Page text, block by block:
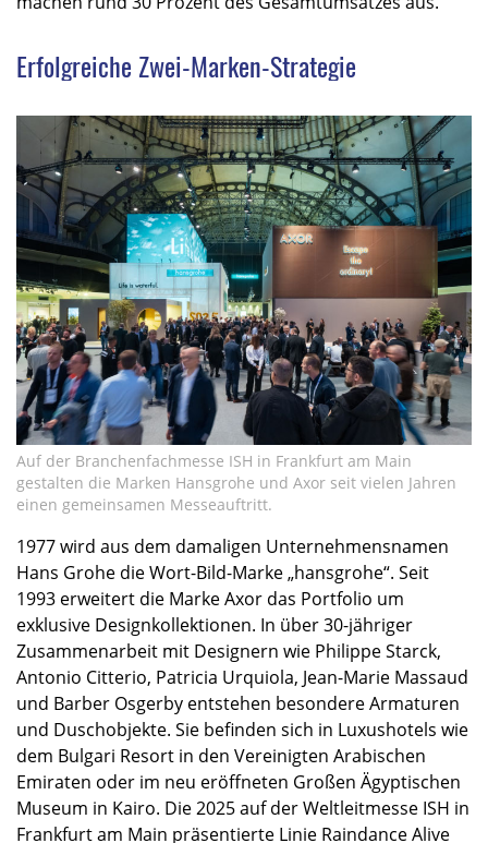
Erfolgreiche Zwei-Marken-Strategie
Auf der Branchenfachmesse ISH in Frankfurt am Main
gestalten die Marken Hansgrohe und Axor seit vielen Jahren
einen gemeinsamen Messeauftritt.
1977 wird aus dem damaligen Unternehmensnamen
Hans Grohe die Wort-Bild-Marke „hansgrohe“. Seit
1993 erweitert die Marke Axor das Portfolio um
exklusive Designkollektionen. In über 30-jähriger
Zusammenarbeit mit Designern wie Philippe Starck,
Antonio Citterio, Patricia Urquiola, Jean-Marie Massaud
und Barber Osgerby entstehen besondere Armaturen
und Duschobjekte. Sie befinden sich in Luxushotels wie
dem Bulgari Resort in den Vereinigten Arabischen
Emiraten oder im neu eröffneten Großen Ägyptischen
Museum in Kairo. Die 2025 auf der Weltleitmesse ISH in
Frankfurt am Main präsentierte Linie Raindance Alive